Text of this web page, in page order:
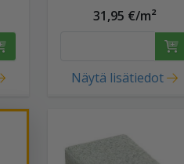
31,95 €/m²
Näytä lisätiedot